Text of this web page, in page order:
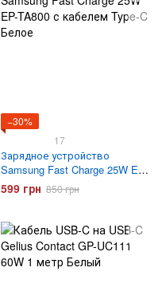
−30%
17
Зарядное устройство
Samsung Fast Charge 25W EP-
TA800 с кабелем Type-C Белое
599 грн 850 грн